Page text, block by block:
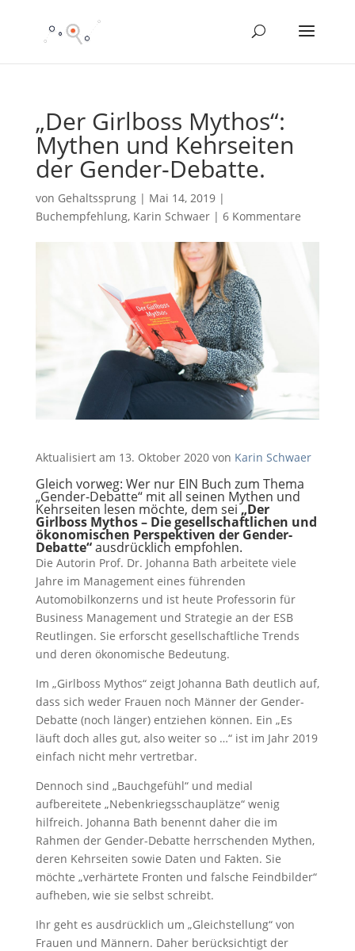
„Der Girlboss Mythos“:
Mythen und Kehrseiten
der Gender-Debatte.
von Gehaltssprung| Mai 14, 2019|
Buchempfehlung, Karin Schwaer| 6 Kommentare
Aktualisiert am 13. Oktober 2020 von Karin Schwaer
Gleich vorweg: Wer nur EIN Buch zum Thema
„Gender-Debatte“ mit all seinen Mythen und
Kehrseiten lesen möchte, dem sei„Der
Girlboss Mythos – Die gesellschaftlichen und
ökonomischen Perspektiven der Gender-
Debatte“ausdrücklich empfohlen.
Die Autorin Prof. Dr. Johanna Bath arbeitete viele
Jahre im Management eines führenden
Automobilkonzerns und ist heute Professorin für
Business Management und Strategie an der ESB
Reutlingen. Sie erforscht gesellschaftliche Trends
und deren ökonomische Bedeutung.
Im „Girlboss Mythos“ zeigt Johanna Bath deutlich auf,
dass sich weder Frauen noch Männer der Gender-
Debatte (noch länger) entziehen können. Ein „Es
läuft doch alles gut, also weiter so …“ ist im Jahr 2019
einfach nicht mehr vertretbar.
Dennoch sind „Bauchgefühl“ und medial
aufbereitete „Nebenkriegsschauplätze“ wenig
hilfreich. Johanna Bath benennt daher die im
Rahmen der Gender-Debatte herrschenden Mythen,
deren Kehrseiten sowie Daten und Fakten. Sie
möchte „verhärtete Fronten und falsche Feindbilder“
aufheben, wie sie selbst schreibt.
Ihr geht es ausdrücklich um „Gleichstellung“ von
Frauen und Männern. Daher berücksichtigt der